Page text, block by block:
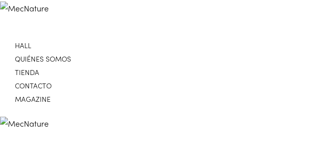
HALL
QUIÉNES SOMOS
TIENDA
CONTACTO
MAGAZINE